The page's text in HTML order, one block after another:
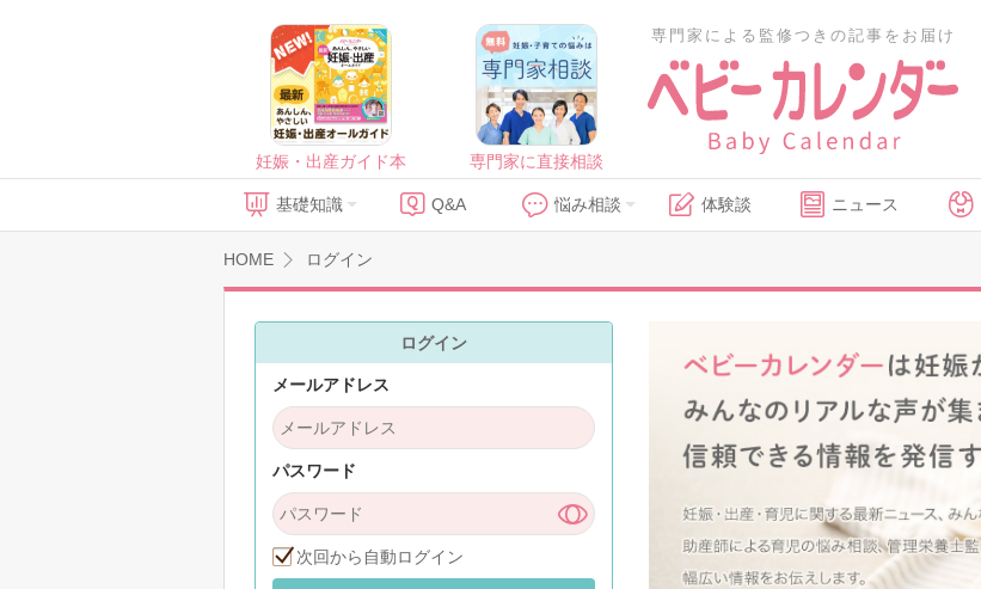
妊娠・出産ガイド本 専門家に直接相談
専門家による監修つきの記事をお届け
基礎知識 Q&A 悩み相談 体験談 ニュース
HOME ログイン
ログイン
メールアドレス
パスワード
次回から自動ログイン